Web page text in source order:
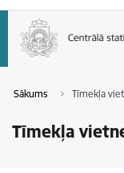
Sākums Tīmekļa
Tīmekļa